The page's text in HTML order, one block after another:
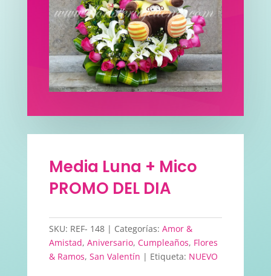
Media Luna + Mico
PROMO DEL DIA
SKU: REF- 148 Categorías: Amor &
Amistad, Aniversario, Cumpleaños, Flores
& Ramos, San Valentín Etiqueta: NUEVO